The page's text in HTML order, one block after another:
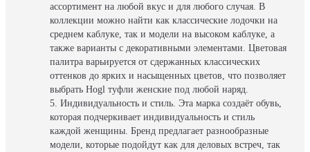
ассортимент на любой вкус и для любого случая. В
коллекции можно найти как классические лодочки на
среднем каблуке, так и модели на высоком каблуке, а
также варианты с декоративными элементами. Цветовая
палитра варьируется от сдержанных классических
оттенков до ярких и насыщенных цветов, что позволяет
выбрать Hogl туфли женские под любой наряд.
Индивидуальность и стиль. Эта марка создаёт обувь,
которая подчеркивает индивидуальность и стиль
каждой женщины. Бренд предлагает разнообразные
модели, которые подойдут как для деловых встреч, так